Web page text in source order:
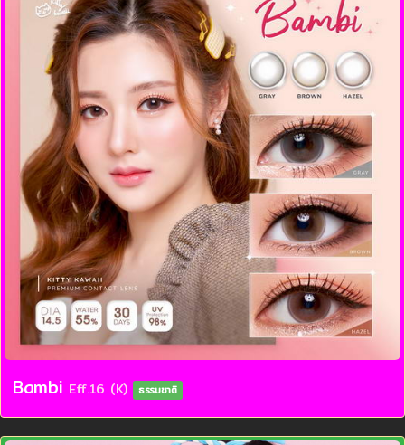
Bambi Eff.16 (K) ธรรมชาติ